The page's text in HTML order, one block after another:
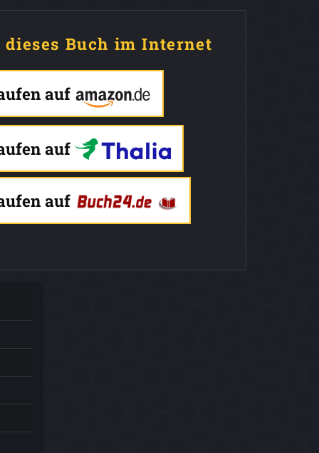
dieses Buch im Internet
auf
auf
auf